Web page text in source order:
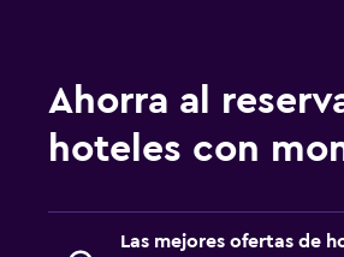
Ahorra al
hoteles con
Las mejores ofertas de